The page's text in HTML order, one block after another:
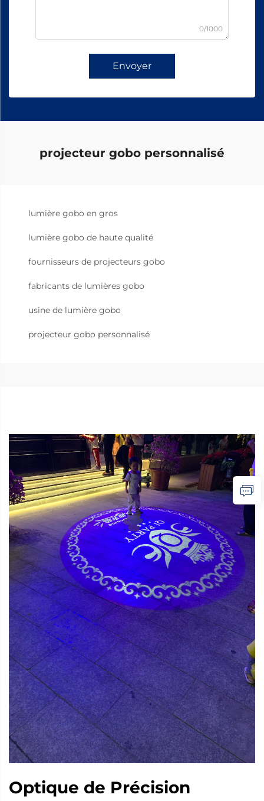
0/1000
Envoyer
projecteur gobo personnalisé
lumière gobo en gros
lumière gobo de haute qualité
fournisseurs de projecteurs gobo
fabricants de lumières gobo
usine de lumière gobo
projecteur gobo personnalisé
Optique de Précision